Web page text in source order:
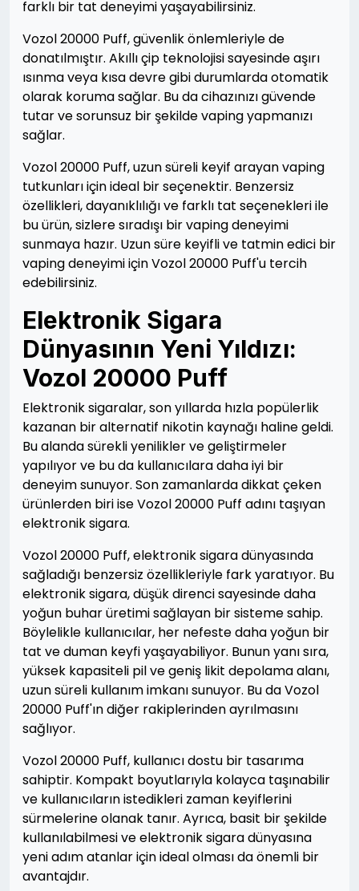
farklı bir tat deneyimi yaşayabilirsiniz.
Vozol 20000 Puff, güvenlik önlemleriyle de
donatılmıştır. Akıllı çip teknolojisi sayesinde aşırı
ısınma veya kısa devre gibi durumlarda otomatik
olarak koruma sağlar. Bu da cihazınızı güvende
tutar ve sorunsuz bir şekilde vaping yapmanızı
sağlar.
Vozol 20000 Puff, uzun süreli keyif arayan vaping
tutkunları için ideal bir seçenektir. Benzersiz
özellikleri, dayanıklılığı ve farklı tat seçenekleri ile
bu ürün, sizlere sıradışı bir vaping deneyimi
sunmaya hazır. Uzun süre keyifli ve tatmin edici bir
vaping deneyimi için Vozol 20000 Puff'u tercih
edebilirsiniz.
Elektronik Sigara
Dünyasının Yeni Yıldızı:
Vozol 20000 Puff
Elektronik sigaralar, son yıllarda hızla popülerlik
kazanan bir alternatif nikotin kaynağı haline geldi.
Bu alanda sürekli yenilikler ve geliştirmeler
yapılıyor ve bu da kullanıcılara daha iyi bir
deneyim sunuyor. Son zamanlarda dikkat çeken
ürünlerden biri ise Vozol 20000 Puff adını taşıyan
elektronik sigara.
Vozol 20000 Puff, elektronik sigara dünyasında
sağladığı benzersiz özellikleriyle fark yaratıyor. Bu
elektronik sigara, düşük direnci sayesinde daha
yoğun buhar üretimi sağlayan bir sisteme sahip.
Böylelikle kullanıcılar, her nefeste daha yoğun bir
tat ve duman keyfi yaşayabiliyor. Bunun yanı sıra,
yüksek kapasiteli pil ve geniş likit depolama alanı,
uzun süreli kullanım imkanı sunuyor. Bu da Vozol
20000 Puff'ın diğer rakiplerinden ayrılmasını
sağlıyor.
Vozol 20000 Puff, kullanıcı dostu bir tasarıma
sahiptir. Kompakt boyutlarıyla kolayca taşınabilir
ve kullanıcıların istedikleri zaman keyiflerini
sürmelerine olanak tanır. Ayrıca, basit bir şekilde
kullanılabilmesi ve elektronik sigara dünyasına
yeni adım atanlar için ideal olması da önemli bir
avantajdır.